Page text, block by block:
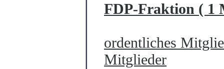
FDP-Fraktion ( 1
ordentliches
Mitglieder